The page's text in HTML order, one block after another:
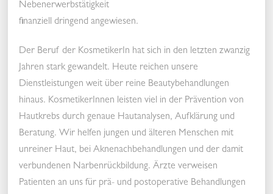
Nebenerwerbstätigkeit
finanziell dringend angewiesen.
Der Beruf der KosmetikerIn hat sich in den letzten zwanzig
Jahren stark gewandelt. Heute reichen unsere
Dienstleistungen weit über reine Beautybehandlungen
hinaus. KosmetikerInnen leisten viel in der Prävention von
Hautkrebs durch genaue Hautanalysen, Aufklärung und
Beratung. Wir helfen jungen und älteren Menschen mit
unreiner Haut, bei Aknenachbehandlungen und der damit
verbundenen Narbenrückbildung. Ärzte verweisen
Patienten an uns für prä- und postoperative Behandlungen